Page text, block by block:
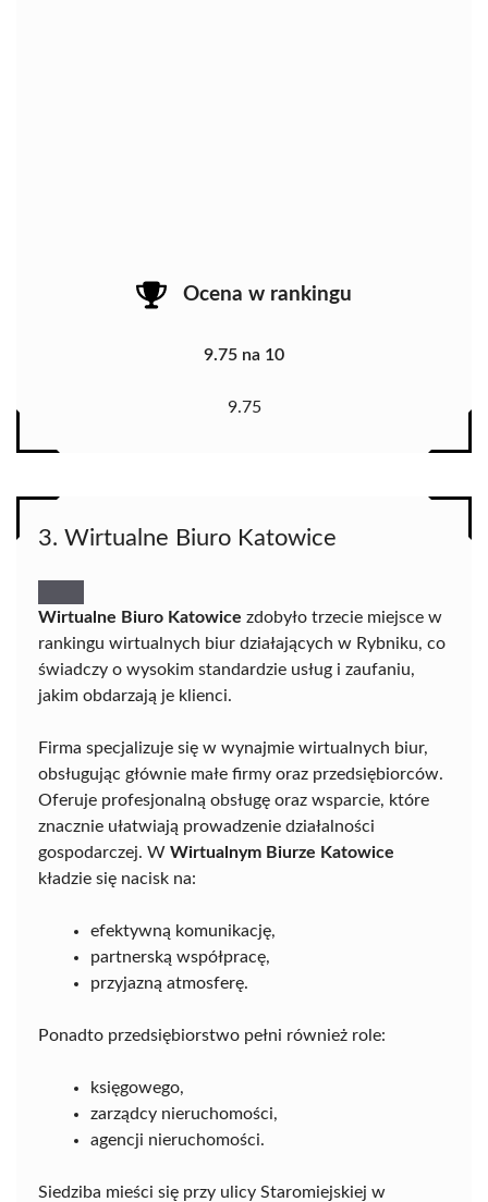
Ocena w rankingu
9.75 na 10
9.75
3. Wirtualne Biuro Katowice
Wirtualne Biuro Katowice zdobyło trzecie miejsce w
rankingu wirtualnych biur działających w Rybniku, co
świadczy o wysokim standardzie usług i zaufaniu,
jakim obdarzają je klienci.
Firma specjalizuje się w wynajmie wirtualnych biur,
obsługując głównie małe firmy oraz przedsiębiorców.
Oferuje profesjonalną obsługę oraz wsparcie, które
znacznie ułatwiają prowadzenie działalności
gospodarczej. W Wirtualnym Biurze Katowice
kładzie się nacisk na:
efektywną komunikację,
partnerską współpracę,
przyjazną atmosferę.
Ponadto przedsiębiorstwo pełni również role:
księgowego,
zarządcy nieruchomości,
agencji nieruchomości.
Siedziba mieści się przy ulicy Staromiejskiej w